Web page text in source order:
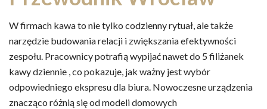
W firmach kawa to nie tylko codzienny rytuał, ale także
narzędzie budowania relacji i zwiększania efektywności
zespołu. Pracownicy potrafią wypijać nawet do 5 filiżanek
kawy dziennie , co pokazuje, jak ważny jest wybór
odpowiedniego ekspresu dla biura. Nowoczesne urządzenia
znacząco różnią się od modeli domowych